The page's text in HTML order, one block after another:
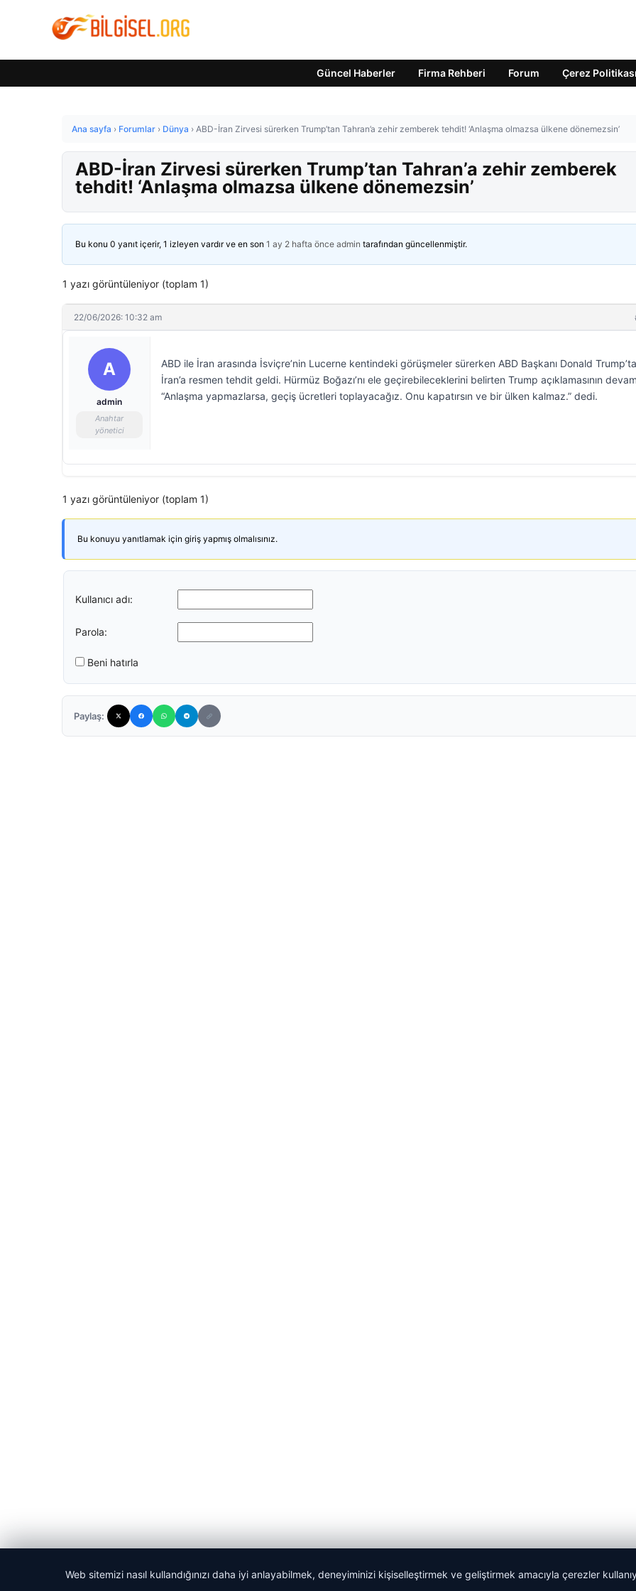
Güncel Haberler Firma Rehberi Forum Çerez Politikası
Ana sayfa › Forumlar › Dünya › ABD-İran Zirvesi sürerken Trump’tan Tahran’a zehir zemberek tehdit! ‘Anlaşma olmazsa ülkene dönemezsin’
ABD-İran Zirvesi sürerken Trump’tan Tahran’a zehir zemberek
tehdit! ‘Anlaşma olmazsa ülkene dönemezsin’
Bu konu 0 yanıt içerir, 1 izleyen vardır ve en son 1 ay 2 hafta önce admin tarafından güncellenmiştir.
1 yazı görüntüleniyor (toplam 1)
22/06/2026: 10:32 am
A
admin
Anahtar
yönetici
ABD ile İran arasında İsviçre’nin Lucerne kentindeki görüşmeler sürerken ABD Başkanı Donald
İran’a resmen tehdit geldi. Hürmüz Boğazı’nı ele geçirebileceklerini belirten Trump açıklamasının
“Anlaşma yapmazlarsa, geçiş ücretleri toplayacağız. Onu kapatırsın ve bir ülken kalmaz.” dedi.
1 yazı görüntüleniyor (toplam 1)
Bu konuyu yanıtlamak için giriş yapmış olmalısınız.
Kullanıcı adı:
Parola:
Beni hatırla
Paylaş:
© 2026 Bilgisel – Güncel Haberler
Web sitemizi nasıl kullandığınızı daha iyi anlayabilmek, deneyiminizi kişiselleştirmek ve geliştirmek amacıyla çerezler